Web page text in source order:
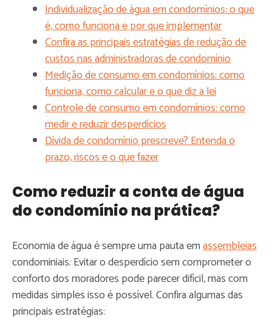
Individualização de água em condomínios: o que
é, como funciona e por que implementar
Confira as principais estratégias de redução de
custos nas administradoras de condomínio
Medição de consumo em condomínios: como
funciona, como calcular e o que diz a lei
Controle de consumo em condomínios: como
medir e reduzir desperdícios
Dívida de condomínio prescreve? Entenda o
prazo, riscos e o que fazer
Como reduzir a conta de água
do condomínio na prática?
Economia de água é sempre uma pauta emassembleias
condominiais. Evitar o desperdício sem comprometer o
conforto dos moradores pode parecer difícil, mas com
medidas simples isso é possível. Confira algumas das
principais estratégias: